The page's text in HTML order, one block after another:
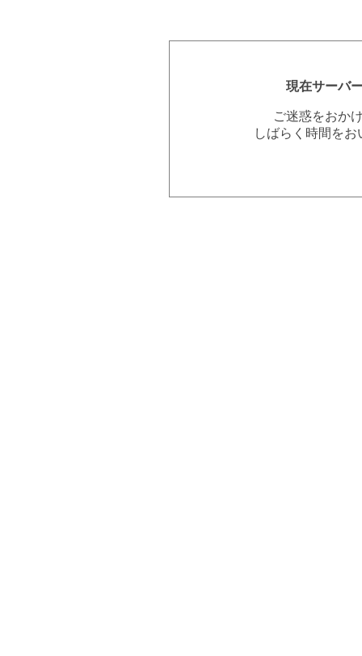
現在サーバ
ご迷惑をおか
しばらく時間を